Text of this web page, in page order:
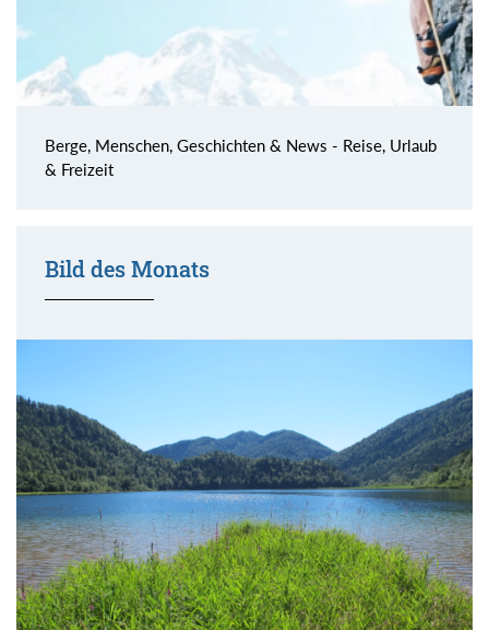
Berge, Menschen, Geschichten & News - Reise, Urlaub
& Freizeit
Bild des Monats